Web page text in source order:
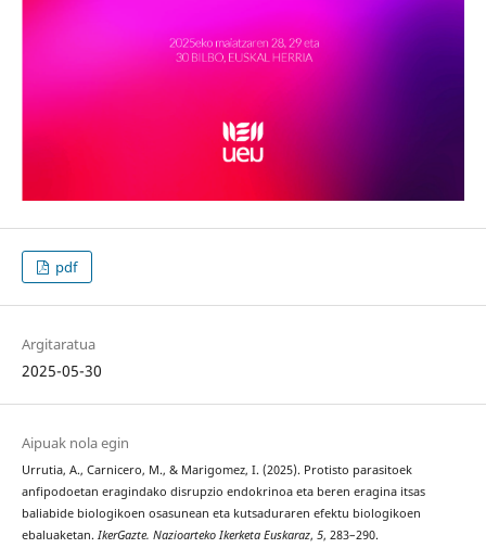
pdf
Argitaratua
2025-05-30
Aipuak nola egin
Urrutia, A., Carnicero, M., & Marigomez, I. (2025). Protisto parasitoek
anfipodoetan eragindako disrupzio endokrinoa eta beren eragina itsas
baliabide biologikoen osasunean eta kutsaduraren efektu biologikoen
ebaluaketan. IkerGazte. Nazioarteko Ikerketa Euskaraz, 5, 283–290.